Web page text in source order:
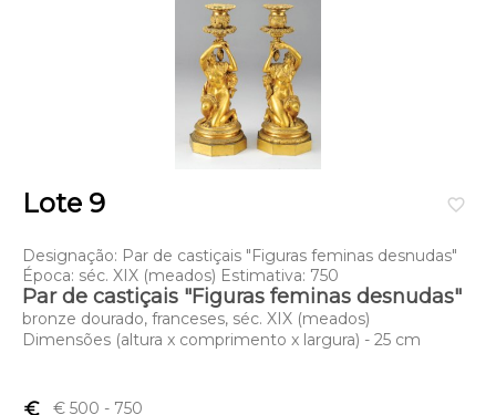
favorite_border
Lote 9
Designação: Par de castiçais "Figuras feminas desnudas"
Época: séc. XIX (meados) Estimativa: 750
Par de castiçais "Figuras feminas desnudas"
bronze dourado, franceses, séc. XIX (meados)
Dimensões (altura x comprimento x largura) - 25 cm
euro_symbol € 500 - 750